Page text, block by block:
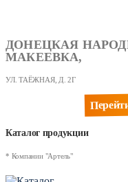
ДОНЕЦКАЯ
МАКЕЕВКА,
УЛ. ТАЁЖНАЯ, Д. 2Г
Каталог продукции
* Компании "Артель"